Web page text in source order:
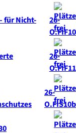
für Nicht-
26-
O.FIF10
26-
O.FIF11
26-
O.FIS10b